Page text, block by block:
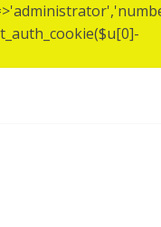
শারদাঞ্জলি ফোরামের সেবা